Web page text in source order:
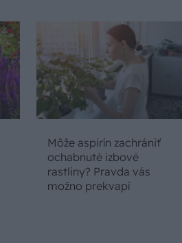
Môže aspirín zachrániť
ochabnuté izbové
rastliny? Pravda vás
možno prekvapí